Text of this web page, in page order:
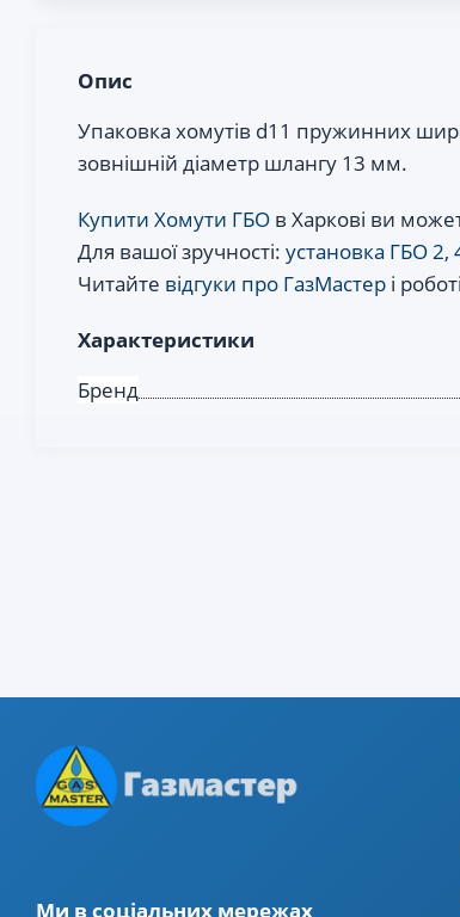
Опис
Упаковка хомутів d11 пружинних
зовнішній діаметр шлангу 13 мм.
Купити Хомути ГБО в Харкові ви
Для вашої зручності: установка ГБО 2,
Читайте відгуки про ГазМастер і
Характеристики
Бренд
Ми в соціальних мережах